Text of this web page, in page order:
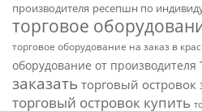
производителя ресепшн по
торговое
торговое оборудование на заказ в
оборудование от производителя
заказать торговый островок
торговый островок купить